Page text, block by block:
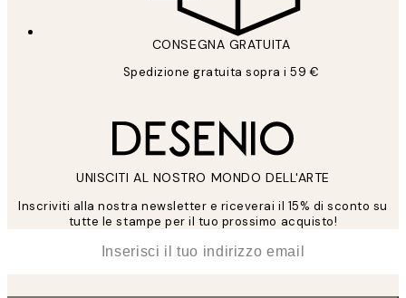
CONSEGNA GRATUITA
Spedizione gratuita sopra i 59 €
UNISCITI AL NOSTRO MONDO DELL'ARTE
Inscriviti alla nostra newsletter e riceverai il 15% di sconto su
tutte le stampe per il tuo prossimo acquisto!